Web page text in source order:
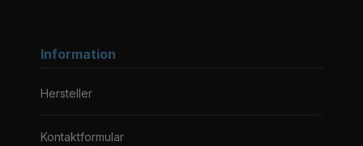
Information
Hersteller
Kontaktformular